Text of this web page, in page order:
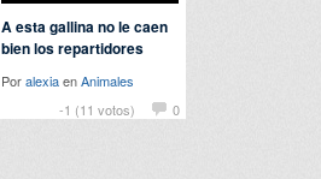
-1 (11 votos) 0
A esta gallina no le caen
bien los repartidores
PoralexiaenAnimales